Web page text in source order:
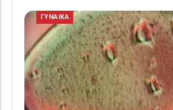
ΓΥΝΑΙΚΑ